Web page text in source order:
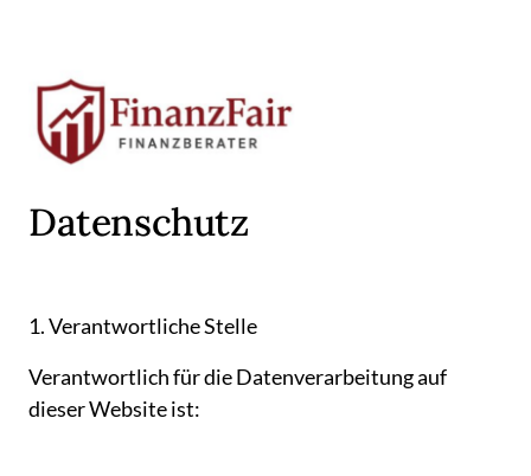
Datenschutz
1. Verantwortliche Stelle
Verantwortlich für die Datenverarbeitung
dieser Website ist: